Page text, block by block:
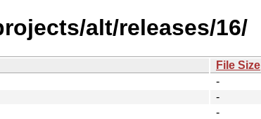
alt/releases/16/
File Size
-
-
-